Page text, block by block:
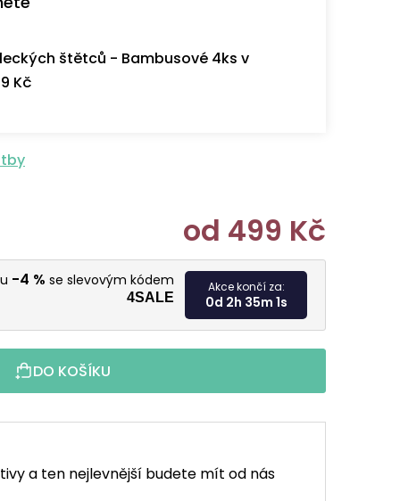
štětců - Bambusové 4ks v
Kč
od 499 Kč
Měrná
-4 % se slevovým kódem
4SALE
Akce končí za:
0d 2h 35m 0s
DO KOŠÍKU
a ten nejlevnější budete mít od nás